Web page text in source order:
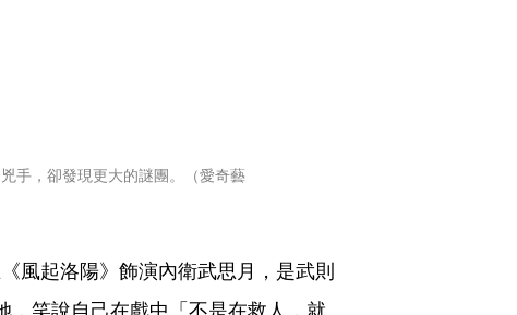
手，卻發現更大的謎團。（愛奇藝
風起洛陽》飾演內衛武思月，是武則
笑說自己在戲中「不是在救人，就